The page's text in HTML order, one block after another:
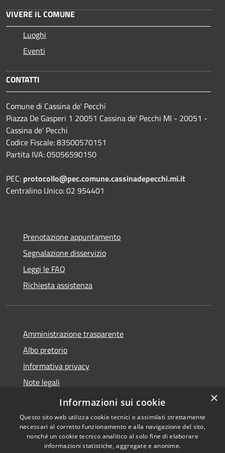
VIVERE IL COMUNE
Luoghi
Eventi
CONTATTI
Comune di Cassina de' Pecchi
Piazza De Gasperi 1 20051 Cassina de' Pecchi MI - 20051 -
Cassina de' Pecchi
Codice Fiscale: 83500570151
Partita IVA: 05056590150
PEC: protocollo@pec.comune.cassinadepecchi.mi.it
Centralino Unico: 02 954401
Prenotazione appuntamento
Segnalazione disservizio
Leggi le FAQ
Richiesta assistenza
Amministrazione trasparente
Albo pretorio
Informativa privacy
Note legali
Dichiarazione di accessibilità
Copyright © 2026 • Comune di
×
Informazioni sui cookie
Questo sito web utilizza cookie tecnici e assimilati strettamente
necessari al corretto funzionamento e alla navigazione del sito,
nonché un cookie tecnico analitico al solo fine di elaborare
informazioni statistiche, aggregate e anonime.